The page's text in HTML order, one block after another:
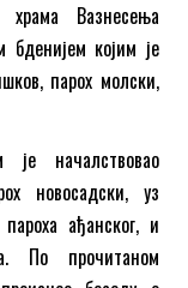
храма Вазнесења
којим је
парох молски,
началствовао
новосадски, уз
ађанског, и
По прочитаном